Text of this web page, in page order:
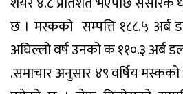
छ । मस्कको सम्पत्ति १८८.५ अर्ब
अघिल्लो वर्ष उनको क ११०.३ अर्ब
.समाचार अनुसार ४९ वर्षिय